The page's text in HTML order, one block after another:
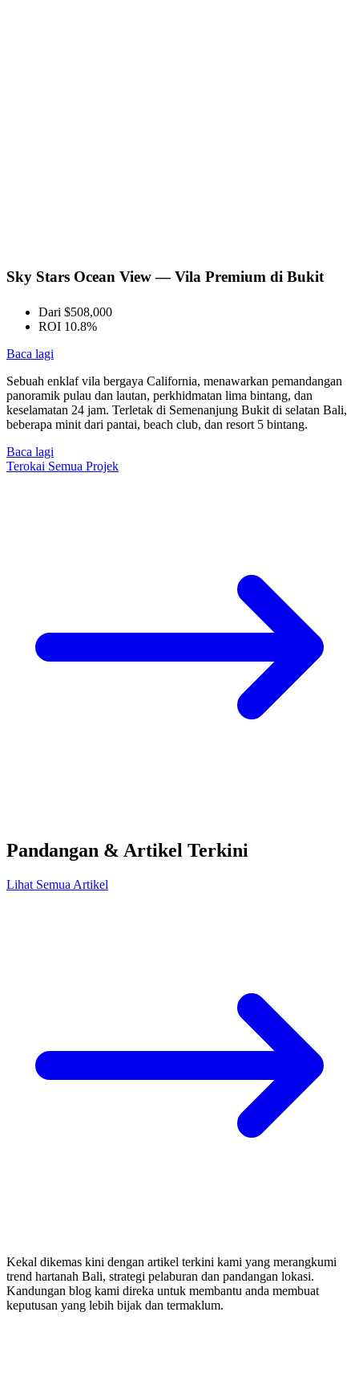
Sky Stars Ocean View — Vila Premium di Bukit
Dari $508,000
ROI 10.8%
Baca lagi
Sebuah enklaf vila bergaya California, menawarkan pemandangan
panoramik pulau dan lautan, perkhidmatan lima bintang, dan
keselamatan 24 jam. Terletak di Semenanjung Bukit di selatan Bali,
beberapa minit dari pantai, beach club, dan resort 5 bintang.
Baca lagi
Terokai Semua Projek
Pandangan & Artikel Terkini
Lihat Semua Artikel
Kekal dikemas kini dengan artikel terkini kami yang merangkumi
trend hartanah Bali, strategi pelaburan dan pandangan lokasi.
Kandungan blog kami direka untuk membantu anda membuat
keputusan yang lebih bijak dan termaklum.